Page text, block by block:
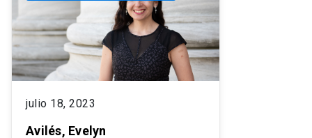
julio 18, 2023
Avilés, Evelyn